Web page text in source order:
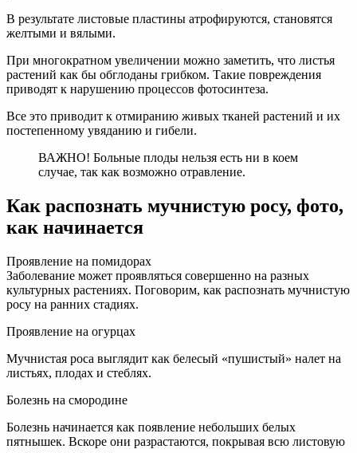
В результате листовые пластины атрофируются, становятся
желтыми и вялыми.
При многократном увеличении можно заметить, что листья
растений как бы обглоданы грибком. Такие повреждения
приводят к нарушению процессов фотосинтеза.
Все это приводит к отмиранию живых тканей растений и их
постепенному увяданию и гибели.
ВАЖНО! Больные плоды нельзя есть ни в коем
случае, так как возможно отравление.
Как распознать мучнистую росу, фото,
как начинается
Проявление на помидорах
Заболевание может проявляться совершенно на разных
культурных растениях. Поговорим, как распознать мучнистую
росу на ранних стадиях.
Проявление на огурцах
Мучнистая роса выглядит как белесый «пушистый» налет на
листьях, плодах и стеблях.
Болезнь на смородине
Болезнь начинается как появление небольших белых
пятнышек. Вскоре они разрастаются, покрывая всю листовую